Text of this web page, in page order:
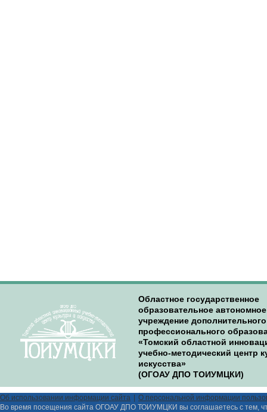
Областное государственное
образовательное автономное
учреждение дополнительного
профессионального
«Томский областной
учебно-методический центр
искусства»
(ОГОАУ ДПО ТОИУМЦКИ)
Об использовании информации сайта
О персональной информации
Во время посещения сайта ОГОАУ ДПО ТОИУМЦКИ вы соглашаетесь с тем,